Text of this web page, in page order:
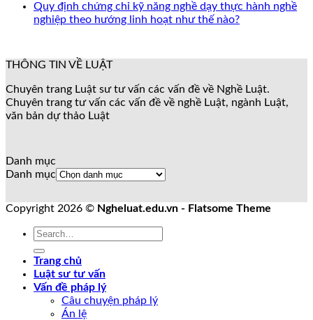
Quy định chứng chỉ kỹ năng nghề dạy thực hành nghề
nghiệp theo hướng linh hoạt như thế nào?
THÔNG TIN VỀ LUẬT
Chuyên trang Luật sư tư vấn các vấn đề về Nghề Luật.
Chuyên trang tư vấn các vấn đề về nghề Luật, ngành Luật,
văn bản dự thảo Luật
Danh mục
Danh mục
Copyright 2026 © Ngheluat.edu.vn - Flatsome Theme
Trang chủ
Luật sư tư vấn
Vấn đề pháp lý
Câu chuyện pháp lý
Án lệ